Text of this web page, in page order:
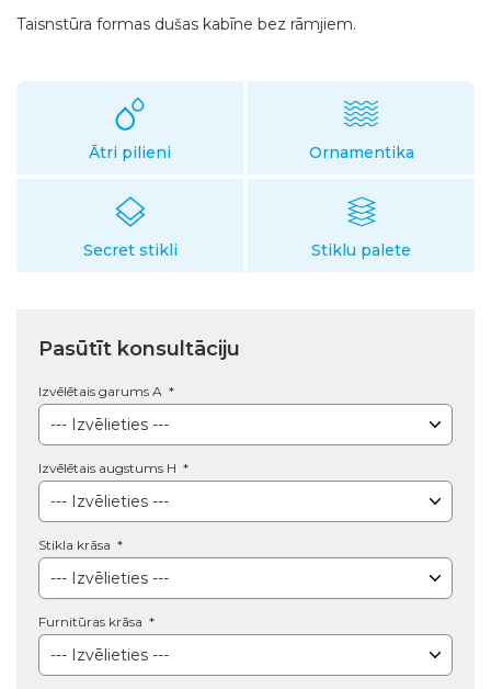
Taisnstūra formas dušas kabīne bez rāmjiem.
Ātri pilieni Ornamentika
Secret stikli Stiklu palete
Pasūtīt konsultāciju
Izvēlētais garums A
Izvēlētais augstums H
Stikla krāsa
Furnitūras krāsa